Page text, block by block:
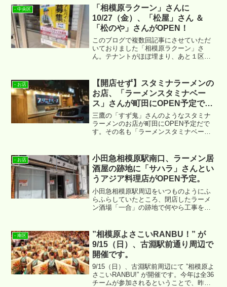
- 中央区
「相模原ラクーン」さんに
10/27（金）、「松屋」さん ＆
「松のや」さんがOPEN！
このブログで複数回記事にさせていただ
いておりました「相模原ラクーン」さ
ん。テナントがほぼ埋まり、あと１区画
- お店
【開店せず】スタミナラーメンの
お店、「ラーメンスタミナベー
ス」さんが町田にOPEN予定で
す。
三鷹の「すず鬼」さんのようなスタミナ
ラーメンのお店が町田にOPEN予定だで
す。その名も「ラーメンスタミナベース
- お店
小田急相模原駅南口、ラーメン居
酒屋の跡地に「サハラ」さんとい
うアジア料理店がOPEN予定。
小田急相模原駅周辺をいつものようにふ
らふらしていたところ、閉店したラーメ
ン酒場「一合」の跡地で何やら工事をし
- 南区
”相模原よさこいRANBU！” が
9/15（日）、古淵駅前通り周辺で
開催です。
9/15（日）、古淵駅前周辺にて ”相模原よ
さこいRANBU!” が開催です。今年は全36
チームが参加されるということで、昨年